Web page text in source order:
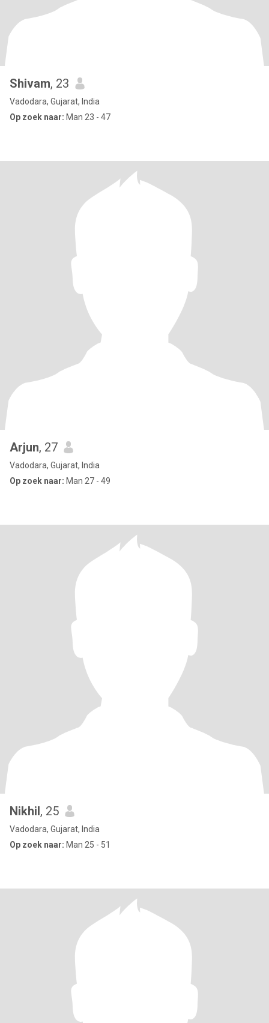
Shivam, 23
Vadodara, Gujarat, India
Op zoek naar: Man 23 - 47
Arjun, 27
Vadodara, Gujarat, India
Op zoek naar: Man 27 - 49
Nikhil, 25
Vadodara, Gujarat, India
Op zoek naar: Man 25 - 51